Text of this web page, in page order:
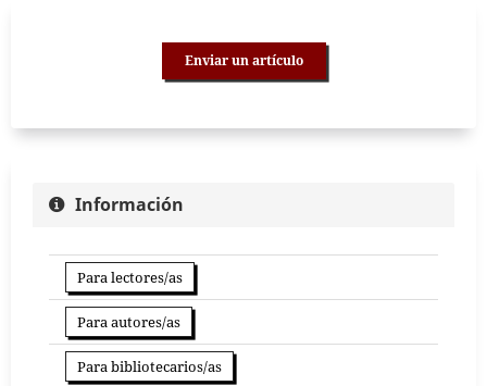
Enviar un artículo
Información
Para lectores/as
Para autores/as
Para bibliotecarios/as